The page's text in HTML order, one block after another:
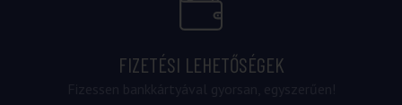
FIZETÉSI LEHETŐSÉGEK